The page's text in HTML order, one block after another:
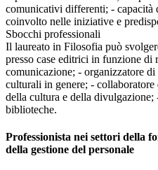
comunicativi differenti; - capacità
coinvolto nelle iniziative e
Sbocchi professionali
Il laureato in Filosofia può
presso case editrici in funzione di
comunicazione; - organizzatore
culturali in genere; - collaboratore
della cultura e della divulgazione;
biblioteche.
Professionista nei settori della
della gestione del personale